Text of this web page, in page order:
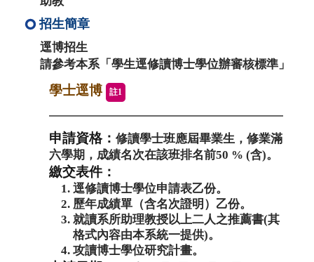
招生簡章
逕博招生
請參考本系「學生逕修讀博士學位辦審核標準」
學士逕博 註1
修讀學士班應屆畢業生，修業滿
六學期，成績名次在該班排名前50 % (含)。
逕修讀博士學位申請表乙份。
歷年成績單（含名次證明）乙份。
就讀系所助理教授以上二人之推薦書(其
格式內容由本系統一提供)。
攻讀博士學位研究計畫。